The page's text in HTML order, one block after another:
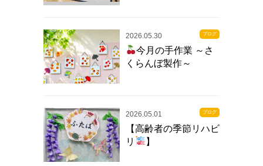
ブログ
2026.05.30
今月の手作業 ～さ
くらんぼ製作～
ブログ
2026.05.01
【高齢者の季節リハビ
リ
】